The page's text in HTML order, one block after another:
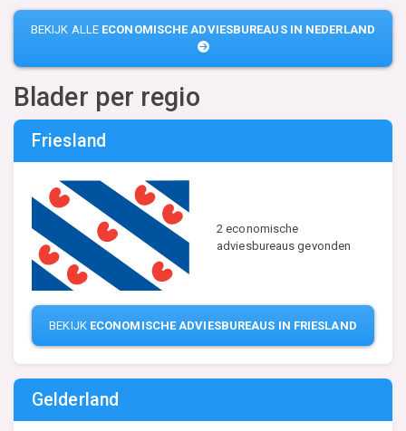
BEKIJK ALLE ECONOMISCHE ADVIESBUREAUS IN NEDERLAND
Blader per regio
Friesland
2 economische
adviesbureaus gevonden
BEKIJK ECONOMISCHE ADVIESBUREAUS IN FRIESLAND
Gelderland